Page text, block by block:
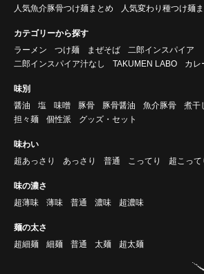
人気魚介豚骨つけ麺まとめ
人気変わり種つけ麺
カテゴリーから探す
ラーメン
つけ麺 まぜそば
二郎インスパイア
二郎インスパイア汁なし
TAKUMEN LABO カレ
味別
醤油
塩 味噌 豚骨 豚骨醤油 魚介豚骨 煮干
担々麺
個性派 グッズ・セット
味わい
超あっさり
あっさり 普通 こってり 超こって
味の濃さ
超薄味
薄味 普通 濃味 超濃味
麺の太さ
超細麺
細麺 普通 太麺 超太麺